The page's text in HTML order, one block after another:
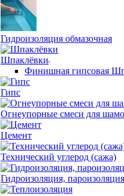
Гидроизоляция обмазочная
Шпаклёвки
Финишная гипсовая
Гипс
Огнеупорные смеси для
Цемент
Технический углерод (сажа)
Гидроизоляция, пароизоляция